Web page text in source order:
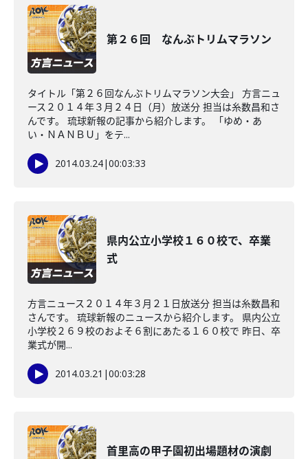
第２６回 なんぶトリムマラソン
タイトル「第２６回なんぶトリムマラソン大会」 方言ニュ
ース２０１４年３月２４日（月）放送分 担当は糸数昌和さ
んです。 琉球新報の記事から紹介します。 「ゆめ・あ
い・ＮＡＮＢＵ」をテ...
2014.03.24|00:03:33
県内公立小学校１６０校で、卒業
式
方言ニュース２０１４年３月２１日放送分 担当は糸数昌和
さんです。 琉球新報のニュースから紹介します。 県内公立
小学校２６９校のおよそ６割にあたる１６０校で 昨日、卒
業式が開...
2014.03.21 |00:03:28
首里高の甲子園初出場題材の演劇